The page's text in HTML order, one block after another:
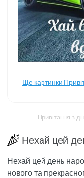
Ще картинки
Привітання з
Нехай цей
Нехай цей день
нового та